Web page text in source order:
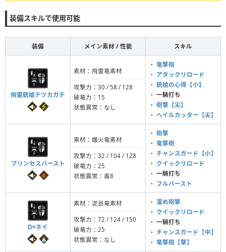
装備スキルで使用可能
装備 メイン素材 / 性能 スキル
飛雷銃槍テツカガチ
素材：飛雷竜素材
攻撃力：30 / 58 / 128
破竜力：15
状態異常：なし
・ 竜撃砲
・ アタックリロード
・ 銃槍の心得【小】
・ 一騎打ち
・ 砲撃【尖】
・ ヘイルカッター【尖】
プリンセスバースト
素材：雌火竜素材
攻撃力：32 / 104 / 128
破竜力：25
状態異常：毒8
・ 砲撃
・ 竜撃砲
・ チャンスガード【小】
・ クイックリロード
・ 一騎打ち
・ フルバースト
D=ネイ
素材：泥翁竜素材
攻撃力：72 / 124 / 150
破竜力：25
状態異常：なし
・ 溜め砲撃
・ クイックリロード
・ 一騎打ち
・ チャンスガード【中】
・ 竜撃砲【撃】